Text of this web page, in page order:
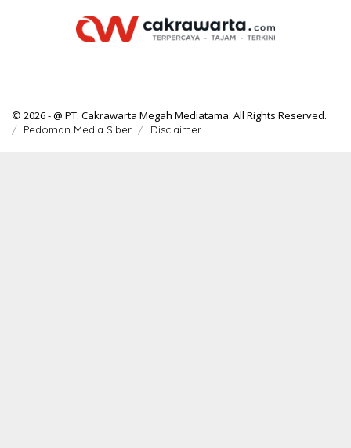
© 2026 - @ PT. Cakrawarta Megah Mediatama. All Rights Reserved.
Pedoman Media Siber Disclaimer